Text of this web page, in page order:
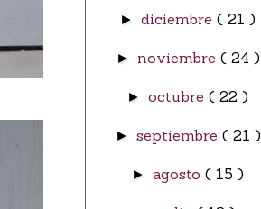
►diciembre( 21 )
► noviembre ( 24 )
►octubre( 22 )
► septiembre ( 21 )
►agosto( 15 )